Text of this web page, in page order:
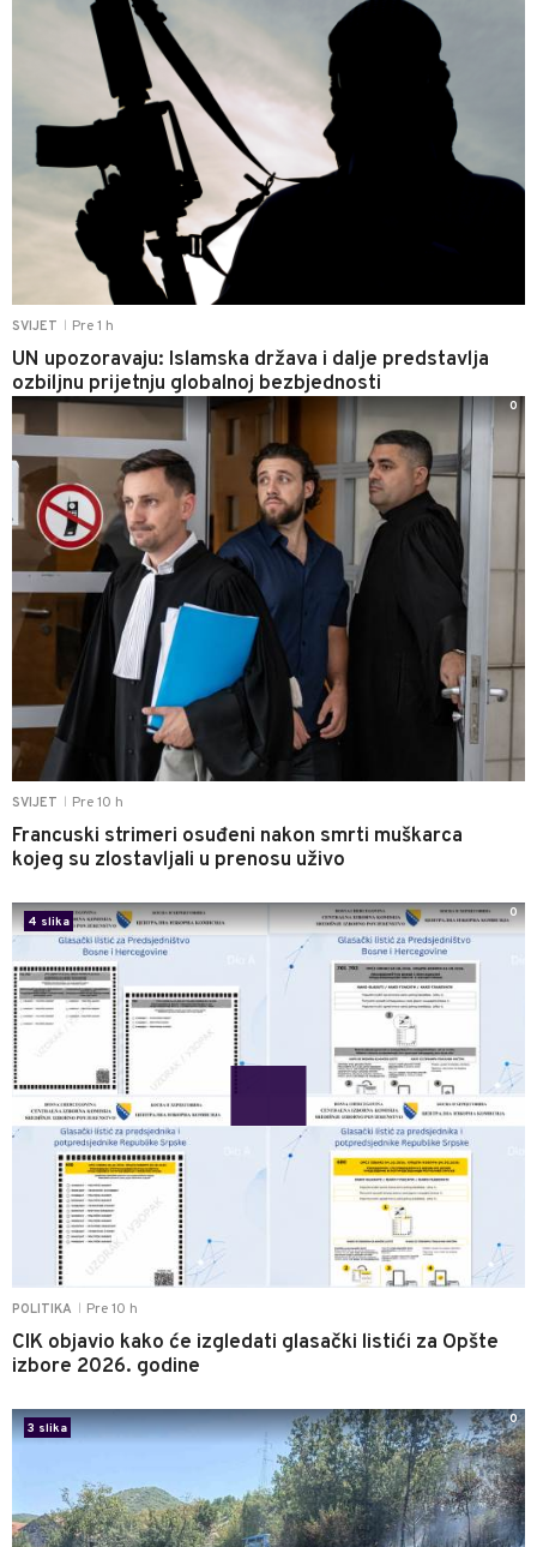
SVIJET Pre 1 h
UN upozoravaju: Islamska država i dalje predstavlja
ozbiljnu prijetnju globalnoj bezbjednosti
SVIJET Pre 10 h
Francuski strimeri osuđeni nakon smrti muškarca
kojeg su zlostavljali u prenosu uživo
0
POLITIKA Pre 10 h
CIK objavio kako će izgledati glasački listići za Opšte
izbore 2026. godine
4 slika
0
3 slika
0